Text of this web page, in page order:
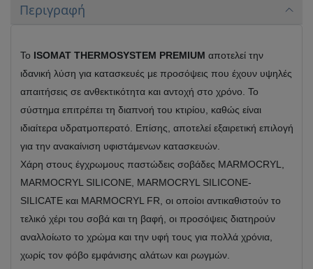
Περιγραφή
Το ISOMAT THERMOSYSTEM PREMIUM αποτελεί την
ιδανική λύση για κατασκευές με προσόψεις που έχουν υψηλές
απαιτήσεις σε ανθεκτικότητα και αντοχή στο χρόνο. Το
σύστημα επιτρέπει τη διαπνοή του κτιρίου, καθώς είναι
ιδιαίτερα υδρατμοπερατό. Επίσης, αποτελεί εξαιρετική επιλογή
για την ανακαίνιση υφιστάμενων κατασκευών.
Χάρη στους έγχρωμους παστώδεις σοβάδες MARMOCRYL,
MARMOCRYL SILICONE, MARMOCRYL SILICONE-
SILICATE και MARMOCRYL FR, οι οποίοι αντικαθιστούν το
τελικό χέρι του σοβά και τη βαφή, οι προσόψεις διατηρούν
αναλλοίωτο το χρώμα και την υφή τους για πολλά χρόνια,
χωρίς τον φόβο εμφάνισης αλάτων και ρωγμών.